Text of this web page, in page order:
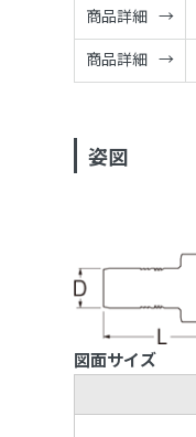
商品詳細
商品詳細
姿図
図面サイズ